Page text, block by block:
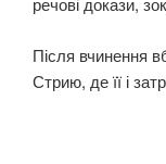
Після вчинення
Стрию, де її і